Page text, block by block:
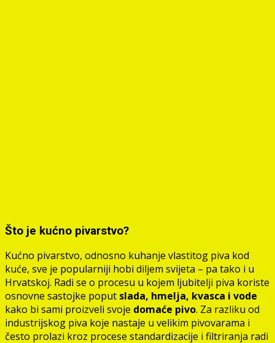
Što je kućno pivarstvo?
Kućno pivarstvo, odnosno kuhanje vlastitog piva kod
kuće, sve je popularniji hobi diljem svijeta – pa tako i u
Hrvatskoj. Radi se o procesu u kojem ljubitelji piva koriste
osnovne sastojke poput slada, hmelja, kvasca i vode
kako bi sami proizveli svoje domaće pivo. Za razliku od
industrijskog piva koje nastaje u velikim pivovarama i
često prolazi kroz procese standardizacije i filtriranja radi